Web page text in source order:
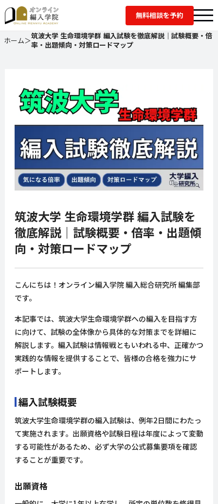
無料相談を予約
ホーム＞筑波大学 生命環境学群 編入試験を徹底解説｜試験概要・倍
率・出題傾向・対策ロードマップ
筑波大学 生命環境学群 編入試験を
徹底解説｜試験概要・倍率・出題傾
向・対策ロードマップ
こんにちは！オンライン編入学院 編入総合研究所 編集部
です。
本記事では、筑波大学生命環境学群への編入を目指す方
に向けて、試験の全体像から具体的な対策までを詳細に
解説します。編入試験は情報戦ともいわれる中、正確かつ
実践的な情報を提供することで、皆様の合格を強力にサ
ポートします。
編入試験概要
筑波大学生命環境学群の編入試験は、例年2日間にわたっ
て実施されます。出願資格や試験日程は年度によって変動
する可能性があるため、必ず大学の公式募集要項を確認
することが重要です。
出願資格